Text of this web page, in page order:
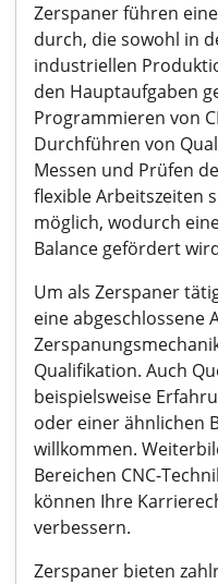
Zerspaner führen
durch, die sowohl in
industriellen
den Hauptaufgaben
Programmieren von
Durchführen von
Messen und Prüfen
flexible Arbeitszeiten
möglich, wodurch
Balance gefördert
Um als Zerspaner
eine abgeschlossene
Qualifikation. Auch
beispielsweise
oder einer ähnlichen
willkommen.
Bereichen CNC-
können Ihre
verbessern.
Zerspaner bieten